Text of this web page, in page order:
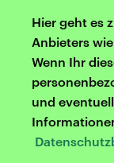
Hier geht es
Anbieters
Wenn Ihr
und